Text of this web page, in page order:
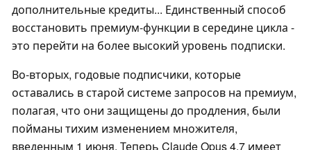
дополнительные кредиты... Единственный способ
восстановить премиум-функции в середине цикла -
это перейти на более высокий уровень подписки.
Во-вторых, годовые подписчики, которые
оставались в старой системе запросов на премиум,
полагая, что они защищены до продления, были
пойманы тихим изменением множителя,
введенным 1 июня. Теперь Claude Opus 4.7 имеет